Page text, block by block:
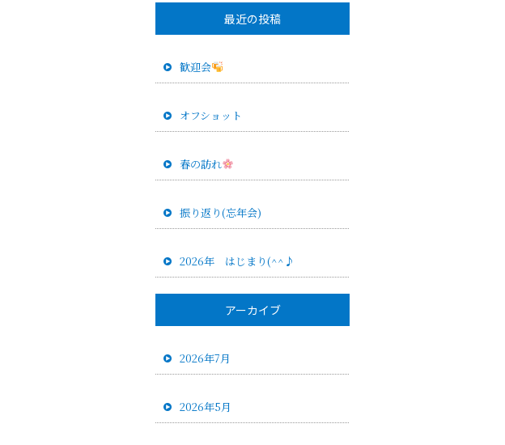
最近の投稿
歓迎会
オフショット
春の訪れ
振り返り(忘年会)
2026年 はじまり(^^♪
アーカイブ
2026年7月
2026年5月